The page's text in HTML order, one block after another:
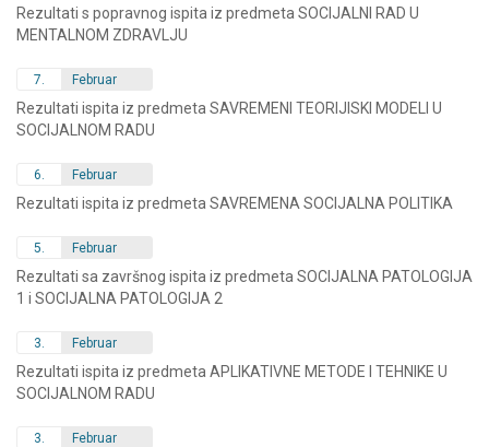
Rezultati s popravnog ispita iz predmeta SOCIJALNI RAD U
MENTALNOM ZDRAVLJU
7. Februar
Rezultati ispita iz predmeta SAVREMENI TEORIJISKI MODELI U
SOCIJALNOM RADU
6. Februar
Rezultati ispita iz predmeta SAVREMENA SOCIJALNA POLITIKA
5. Februar
Rezultati sa završnog ispita iz predmeta SOCIJALNA PATOLOGIJA
1 i SOCIJALNA PATOLOGIJA 2
3. Februar
Rezultati ispita iz predmeta APLIKATIVNE METODE I TEHNIKE U
SOCIJALNOM RADU
3. Februar